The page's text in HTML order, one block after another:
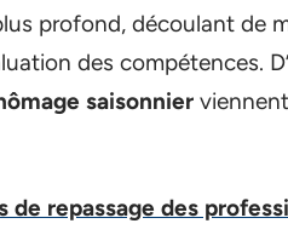
profond, découlant de
des compétences.
saisonnier
de repassage des